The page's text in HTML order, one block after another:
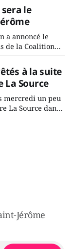
dans 2
lesle
a annoncé le
de la Coalition
qu'il est déçu du
incapacité, qu'il
à la suite
La Source
mercredi un peu
La Source dans
de deux
et aspergée
Jérôme